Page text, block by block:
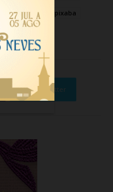
realidadecapixaba
Twitter